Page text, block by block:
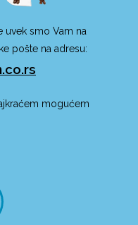
uvek smo Vam na
pošte na adresu:
mogućem